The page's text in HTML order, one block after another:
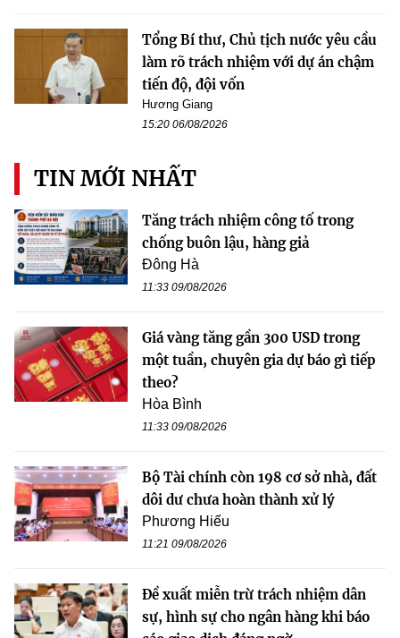
Tổng Bí thư, Chủ tịch nước yêu cầu
làm rõ trách nhiệm với dự án chậm
tiến độ, đội vốn
Hương Giang
15:20 06/08/2026
TIN MỚI NHẤT
Tăng trách nhiệm công tố trong
chống buôn lậu, hàng giả
Đông Hà
11:33 09/08/2026
Giá vàng tăng gần 300 USD trong
một tuần, chuyên gia dự báo gì tiếp
theo?
Hòa Bình
11:33 09/08/2026
Bộ Tài chính còn 198 cơ sở nhà, đất
dôi dư chưa hoàn thành xử lý
Phương Hiếu
11:21 09/08/2026
Đề xuất miễn trừ trách nhiệm dân
sự, hình sự cho ngân hàng khi báo